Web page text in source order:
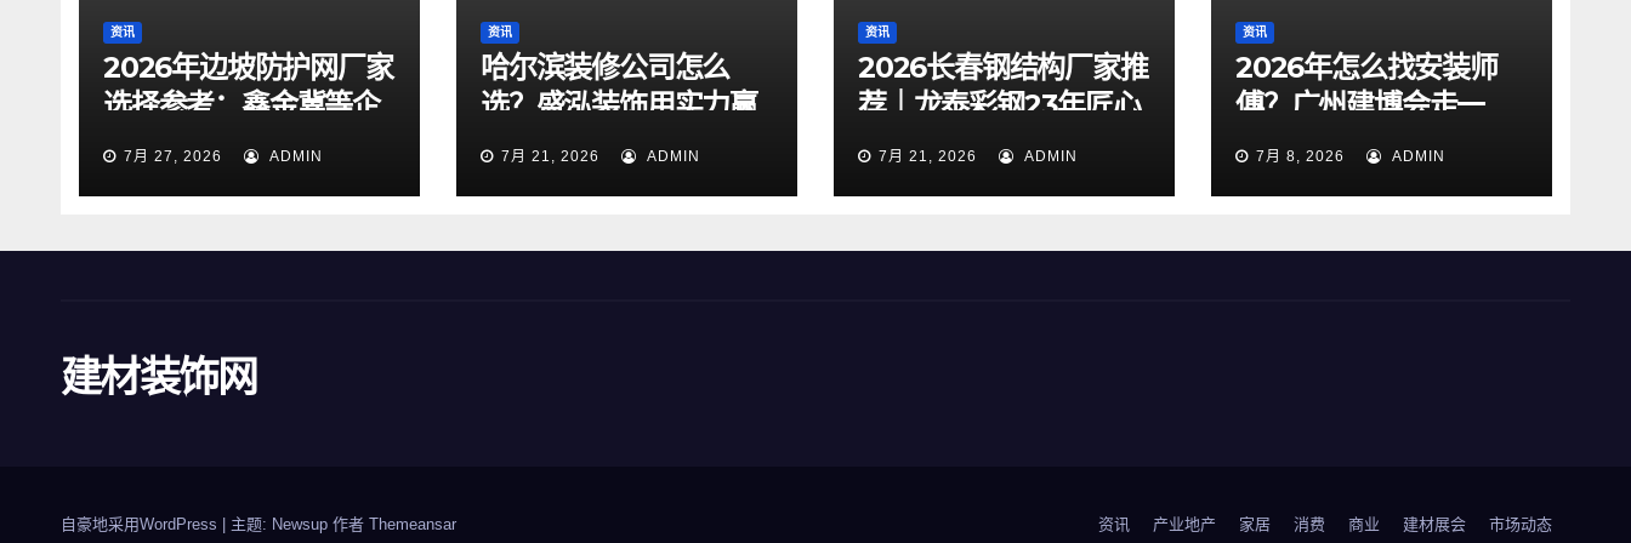
资讯
2026年边坡防护网厂家
选择参考：鑫金冀等企
业业务梳理与行业观察
7月 27, 2026 ADMIN
资讯
哈尔滨装修公司怎么
选？盛泓装饰用实力赢
口碑
7月 21, 2026 ADMIN
资讯
2026长春钢结构厂家推
荐｜龙泰彩钢23年匠心
靠谱、三杰钢规模化产
7月 21, 2026 ADMIN
资讯
2026年怎么找安装师
傅？广州建博会走一
圈，发现商家都在用奇
7月 8, 2026 ADMIN
建材装饰网
自豪地采用WordPress 主题: Newsup 作者 Themeansar 资讯 产业地产 家居 消费 商业 建材展会 市场动态